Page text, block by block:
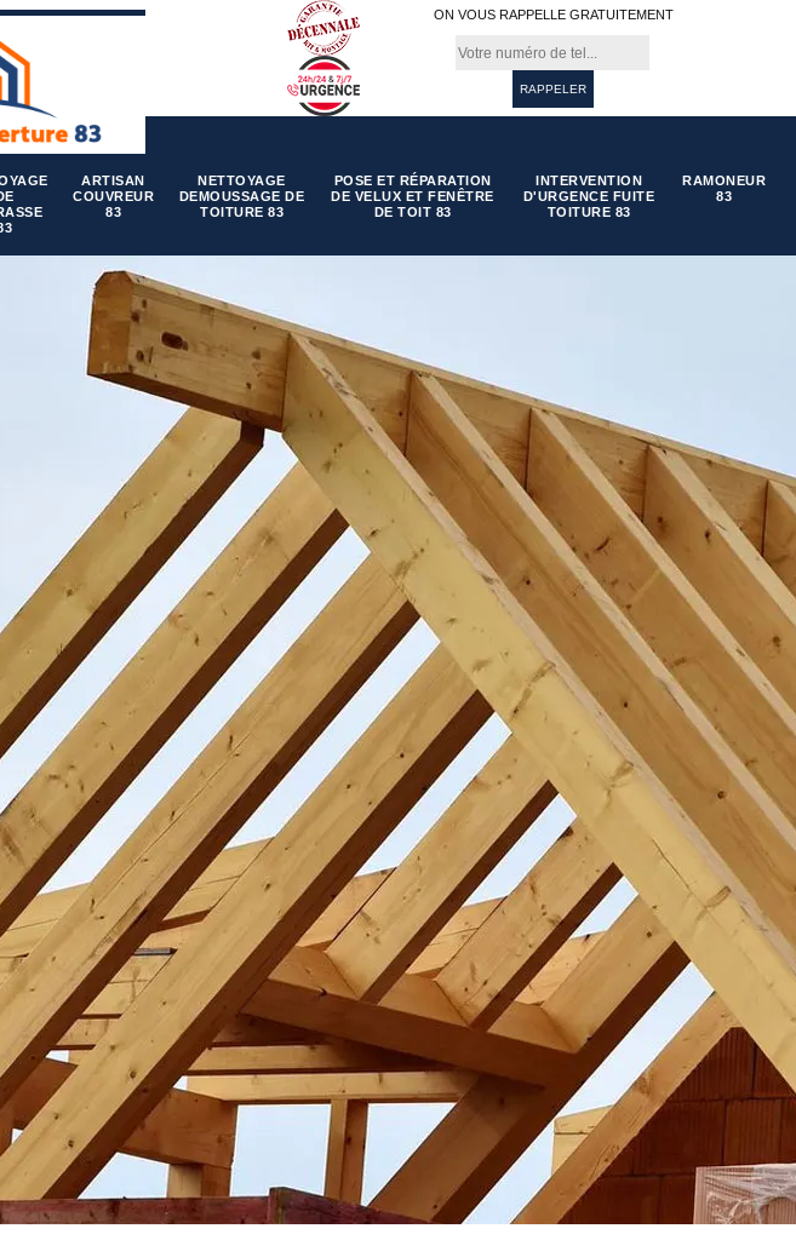
ON VOUS RAPPELLE GRATUITEMENT
ARTISAN
COUVREUR
83
NETTOYAGE
DEMOUSSAGE DE
TOITURE 83
POSE ET RÉPARATION
DE VELUX ET FENÊTRE
DE TOIT 83
INTERVENTION
D'URGENCE FUITE
TOITURE 83
RAMONEUR
83